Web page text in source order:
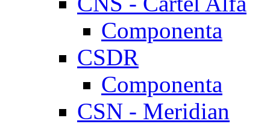
Componenta
CSDR
Componenta
CSN - Meridian